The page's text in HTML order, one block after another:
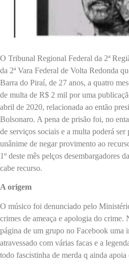
O Tribunal Regional Federal da 2ª
da 2ª Vara Federal de Volta Redonda
Barra do Piraí, de 27 anos, a quatro
de multa de R$ 2 mil por uma
abril de 2020, relacionada ao então
Bolsonaro. A pena de prisão foi, no
de serviços sociais e a multa poderá ser
unânime de negar provimento ao
1º deste mês pelços desembargadores
cabe recurso.
A origem
O músico foi denunciado pelo
crimes de ameaça e apologia do crime.
página de um grupo no Facebook uma
atravessado com várias facas e a
todo fascistinha de merda q ainda apoia